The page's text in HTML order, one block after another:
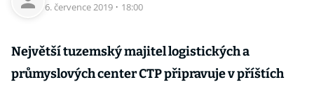
6. července 2019 · 18:00
Největší tuzemský majitel logistických a
průmyslových center CTP připravuje v příštích